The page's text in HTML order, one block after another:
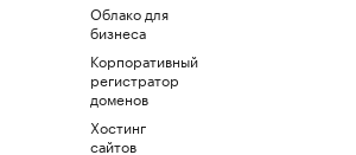
Облако для
бизнеса
Корпоративный
регистратор
доменов
Хостинг
сайтов